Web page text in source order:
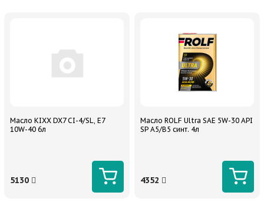
Масло KIXX DX7 CI-4/SL, E7
10W-40 6л
5130
Масло ROLF Ultra SAE 5W-30 API
SP A5/B5 синт. 4л
4352